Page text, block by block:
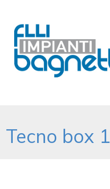
Tecno box 1